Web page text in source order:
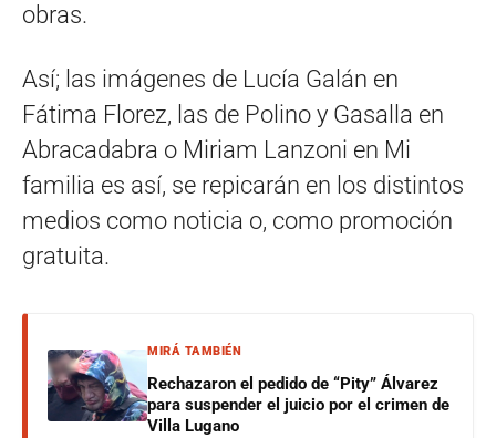
obras.
Así; las imágenes de Lucía Galán en
Fátima Florez, las de Polino y Gasalla en
Abracadabra o Miriam Lanzoni en Mi
familia es así, se repicarán en los distintos
medios como noticia o, como promoción
gratuita.
MIRÁ TAMBIÉN
Rechazaron el pedido de “Pity” Álvarez
para suspender el juicio por el crimen de
Villa Lugano